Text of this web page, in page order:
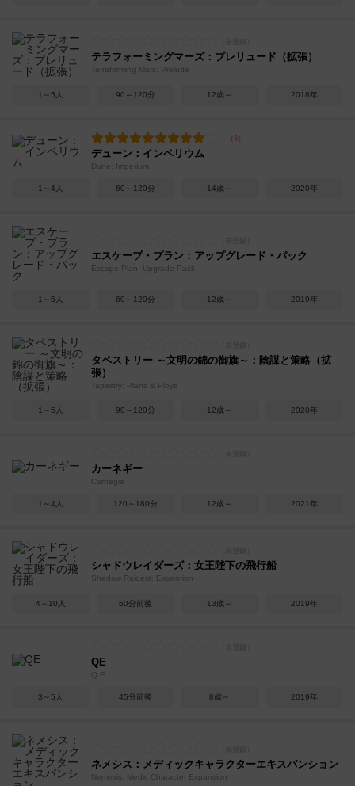
テラフォーミングマーズ：プレリュード（拡張）
Terraforming Mars: Prelude
1～5人 90～120分 12歳～ 2018年
デューン：インペリウム
Dune: Imperium
1～4人 60～120分 14歳～ 2020年
エスケープ・プラン：アップグレード・パック
Escape Plan: Upgrade Pack
1～5人 60～120分 12歳～ 2019年
タペストリー ～文明の錦の御旗～：陰謀と策略（拡
張）
Tapestry: Plans & Ploys
1～5人 90～120分 12歳～ 2020年
カーネギー
Carnegie
1～4人 120～180分 12歳～ 2021年
シャドウレイダーズ：女王陛下の飛行船
Shadow Raiders: Expantion
4～10人 60分前後 13歳～ 2019年
QE
Q.E.
3～5人 45分前後 8歳～ 2019年
ネメシス：メディックキャラクターエキスパンション
Nemesis: Medic Character Expansion